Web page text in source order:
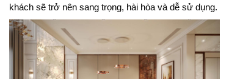
khách sẽ trở nên sang trọng, hài hòa và dễ sử dụng.